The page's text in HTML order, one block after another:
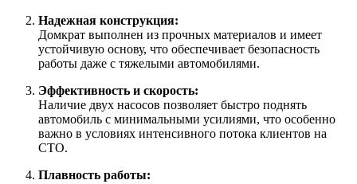
Надежная конструкция:
Домкрат выполнен из прочных материалов и имеет
устойчивую основу, что обеспечивает безопасность
работы даже с тяжелыми автомобилями.
Эффективность и скорость:
Наличие двух насосов позволяет быстро поднять
автомобиль с минимальными усилиями, что особенно
важно в условиях интенсивного потока клиентов на
СТО.
Плавность работы: